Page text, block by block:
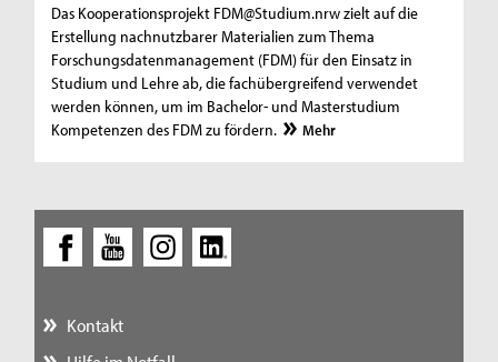
Das Kooperationsprojekt FDM@Studium.nrw zielt auf die
Erstellung nachnutzbarer Materialien zum Thema
Forschungsdatenmanagement (FDM) für den Einsatz in
Studium und Lehre ab, die fachübergreifend verwendet
werden können, um im Bachelor- und Masterstudium
Kompetenzen des FDM zu fördern.
Mehr
Kontakt